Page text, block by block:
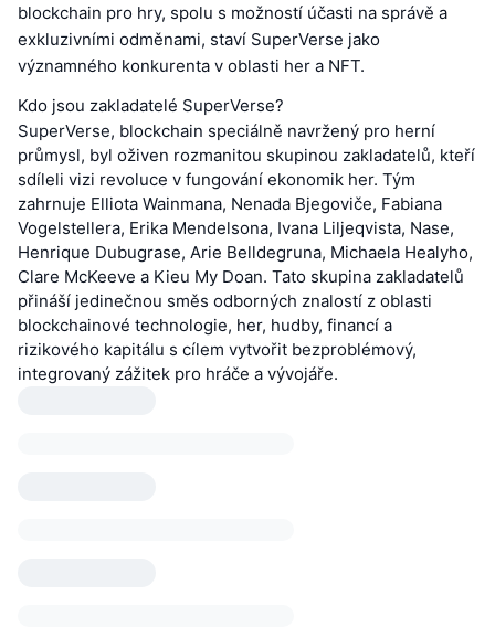
blockchain pro hry, spolu s možností účasti na správě a
exkluzivními odměnami, staví SuperVerse jako
významného konkurenta v oblasti her a NFT.
Kdo jsou zakladatelé SuperVerse?
SuperVerse, blockchain speciálně navržený pro herní
průmysl, byl oživen rozmanitou skupinou zakladatelů, kteří
sdíleli vizi revoluce v fungování ekonomik her. Tým
zahrnuje Elliota Wainmana, Nenada Bjegoviče, Fabiana
Vogelstellera, Erika Mendelsona, Ivana Liljeqvista, Nase,
Henrique Dubugrase, Arie Belldegruna, Michaela Healyho,
Clare McKeeve a Kieu My Doan. Tato skupina zakladatelů
přináší jedinečnou směs odborných znalostí z oblasti
blockchainové technologie, her, hudby, financí a
rizikového kapitálu s cílem vytvořit bezproblémový,
integrovaný zážitek pro hráče a vývojáře.